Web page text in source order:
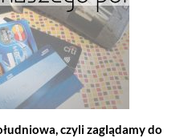
czyli zaglądamy do